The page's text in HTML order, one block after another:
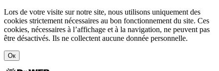
Lors de votre visite sur notre site, nous utilisons uniquement des
cookies strictement nécessaires au bon fonctionnement du site. Ces
cookies, nécessaires à l’affichage et à la navigation, ne peuvent pas
être désactivés. Ils ne collectent aucune donnée personnelle.
Ок